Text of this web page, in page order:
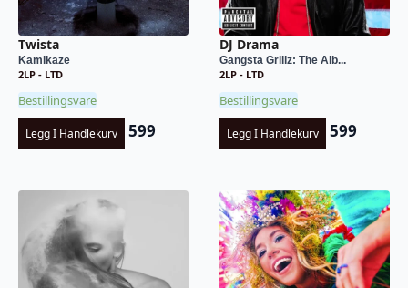
Twista
Kamikaze
2LP - LTD
Bestillingsvare
Legg I Handlekurv 599
DJ Drama
Gangsta Grillz: The Alb...
2LP - LTD
Bestillingsvare
Legg I Handlekurv 599